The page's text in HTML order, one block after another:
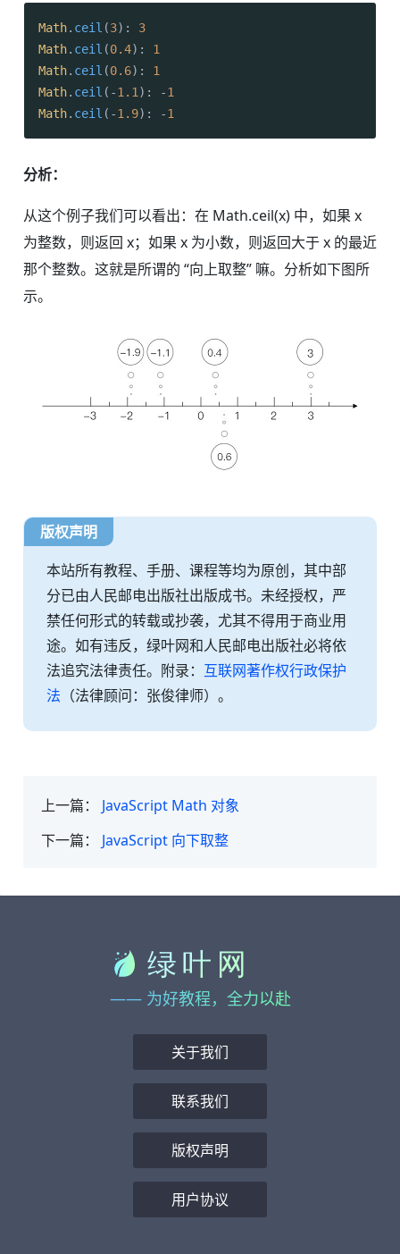
Math. ceil (3): 3
Math. ceil (0.4): 1
Math. ceil (0.6): 1
Math. ceil (-1.1 ): -1
Math. ceil (-1.9): -1
分析：
从这个例子我们可以看出：在 Math.ceil(x) 中，如果 x
为整数，则返回 x；如果 x 为小数，则返回大于 x 的最近
那个整数。这就是所谓的 “向上取整” 嘛。分析如下图所
示。
版权声明
本站所有教程、手册、课程等均为原创，其中部
分已由人民邮电出版社出版成书。未经授权，严
禁任何形式的转载或抄袭，尤其不得用于商业用
途。如有违反，绿叶网和人民邮电出版社必将依
法追究法律责任。附录： 互联网著作权行政保护
法 （法律顾问：张俊律师）。
上一篇： JavaScript Math 对象
下一篇： JavaScript 向下取整
—— 为好教程，全力以赴
关于我们
联系我们
版权声明
用户协议